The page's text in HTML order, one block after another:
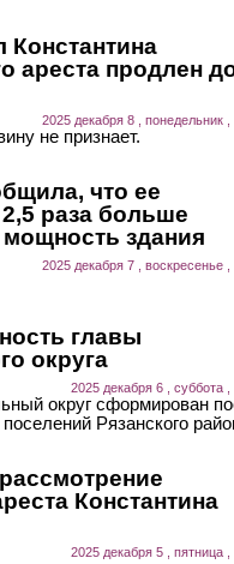
Константина
ареста продлен
2025 декабря 8 , понедельник ,
не признает.
что ее
раза больше
здания
2025 декабря 7 , воскресенье ,
главы
округа
2025 декабря 6 , суббота ,
округ сформирован
Рязанского
Константина
2025 декабря 5 , пятница ,